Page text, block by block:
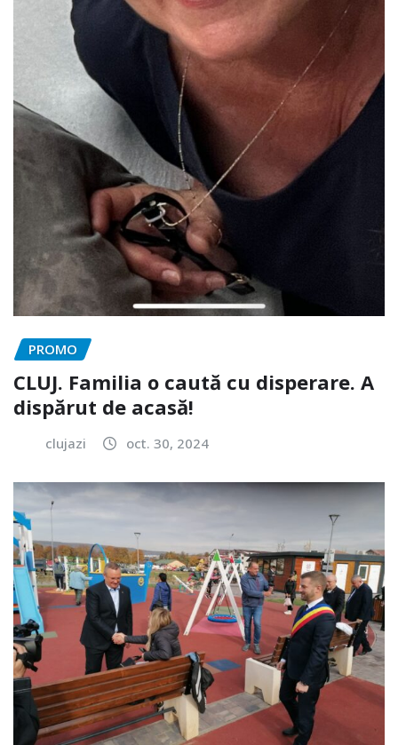
PROMO
CLUJ. Familia o caută cu disperare. A
dispărut de acasă!
clujazi oct. 30, 2024